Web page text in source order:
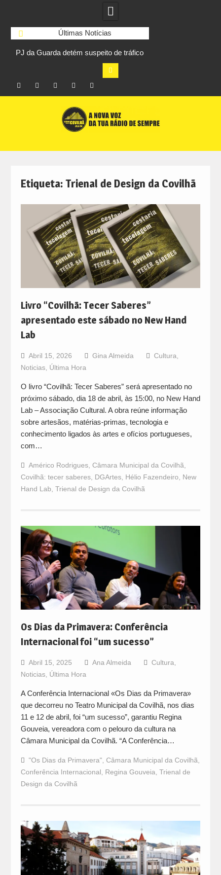
Últimas Notícias
PJ da Guarda detém suspeito de tráfico
de droga com 27,5 quilos de canábis
RCC
Ar
Etiqueta: Trienal de Design da Covilhã
Livro “Covilhã: Tecer Saberes”
apresentado este sábado no New Hand
Lab
Abril 15, 2026 Gina Almeida Cultura
Noticias, Última Hora
O livro “Covilhã: Tecer Saberes” será apresentado no
próximo sábado, dia 18 de abril, às 15:00, no New Hand
Lab – Associação Cultural. A obra reúne informação
sobre artesãos, matérias-primas, tecnologia e
conhecimento ligados às artes e ofícios portugueses,
com…
Américo Rodrigues, Câmara Municipal da Covilhã
Covilhã: tecer saberes, DGArtes, Hélio Fazendeiro
New
Hand Lab Trienal de Design da Covilhã
Os Dias da Primavera: Conferência
Internacional foi “um sucesso”
Abril 15, 2025 Ana Almeida Cultura,
Noticias, Última Hora
A Conferência Internacional «Os Dias da Primavera»
que decorreu no Teatro Municipal da Covilhã, nos dias
11 e 12 de abril, foi “um sucesso”, garantiu Regina
Gouveia, vereadora com o pelouro da cultura na
Câmara Municipal da Covilhã. “A Conferência…
"Os Dias da Primavera", Câmara Municipal da Covilhã,
Conferência Internacional, Regina Gouveia, Trienal de
Design da Covilhã